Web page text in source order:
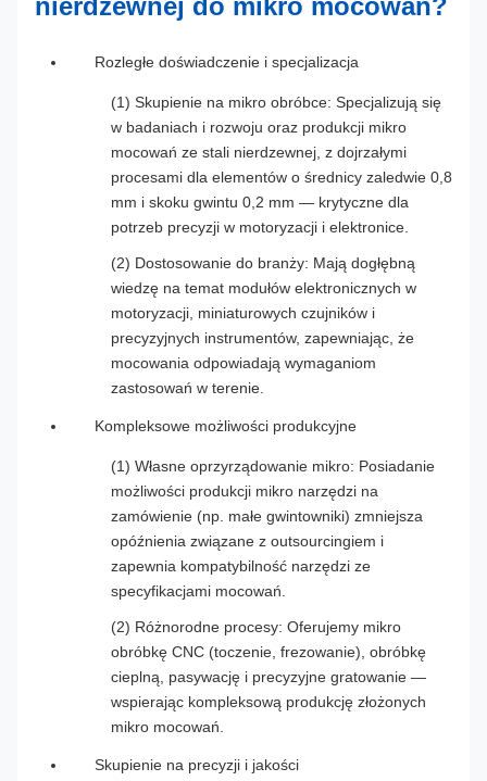
nierdzewnej do mikro mocowań?
Rozległe doświadczenie i specjalizacja
(1) Skupienie na mikro obróbce: Specjalizują się
w badaniach i rozwoju oraz produkcji mikro
mocowań ze stali nierdzewnej, z dojrzałymi
procesami dla elementów o średnicy zaledwie 0,8
mm i skoku gwintu 0,2 mm — krytyczne dla
potrzeb precyzji w motoryzacji i elektronice.
(2) Dostosowanie do branży: Mają dogłębną
wiedzę na temat modułów elektronicznych w
motoryzacji, miniaturowych czujników i
precyzyjnych instrumentów, zapewniając, że
mocowania odpowiadają wymaganiom
zastosowań w terenie.
Kompleksowe możliwości produkcyjne
(1) Własne oprzyrządowanie mikro: Posiadanie
możliwości produkcji mikro narzędzi na
zamówienie (np. małe gwintowniki) zmniejsza
opóźnienia związane z outsourcingiem i
zapewnia kompatybilność narzędzi ze
specyfikacjami mocowań.
(2) Różnorodne procesy: Oferujemy mikro
obróbkę CNC (toczenie, frezowanie), obróbkę
cieplną, pasywację i precyzyjne gratowanie —
wspierając kompleksową produkcję złożonych
mikro mocowań.
Skupienie na precyzji i jakości